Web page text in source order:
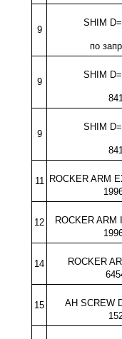
9
SHIM
по
9
SHIM
9
SHIM
11
ROCKER ARM
12
ROCKER ARM
14
ROCKER
15
AH SCREW